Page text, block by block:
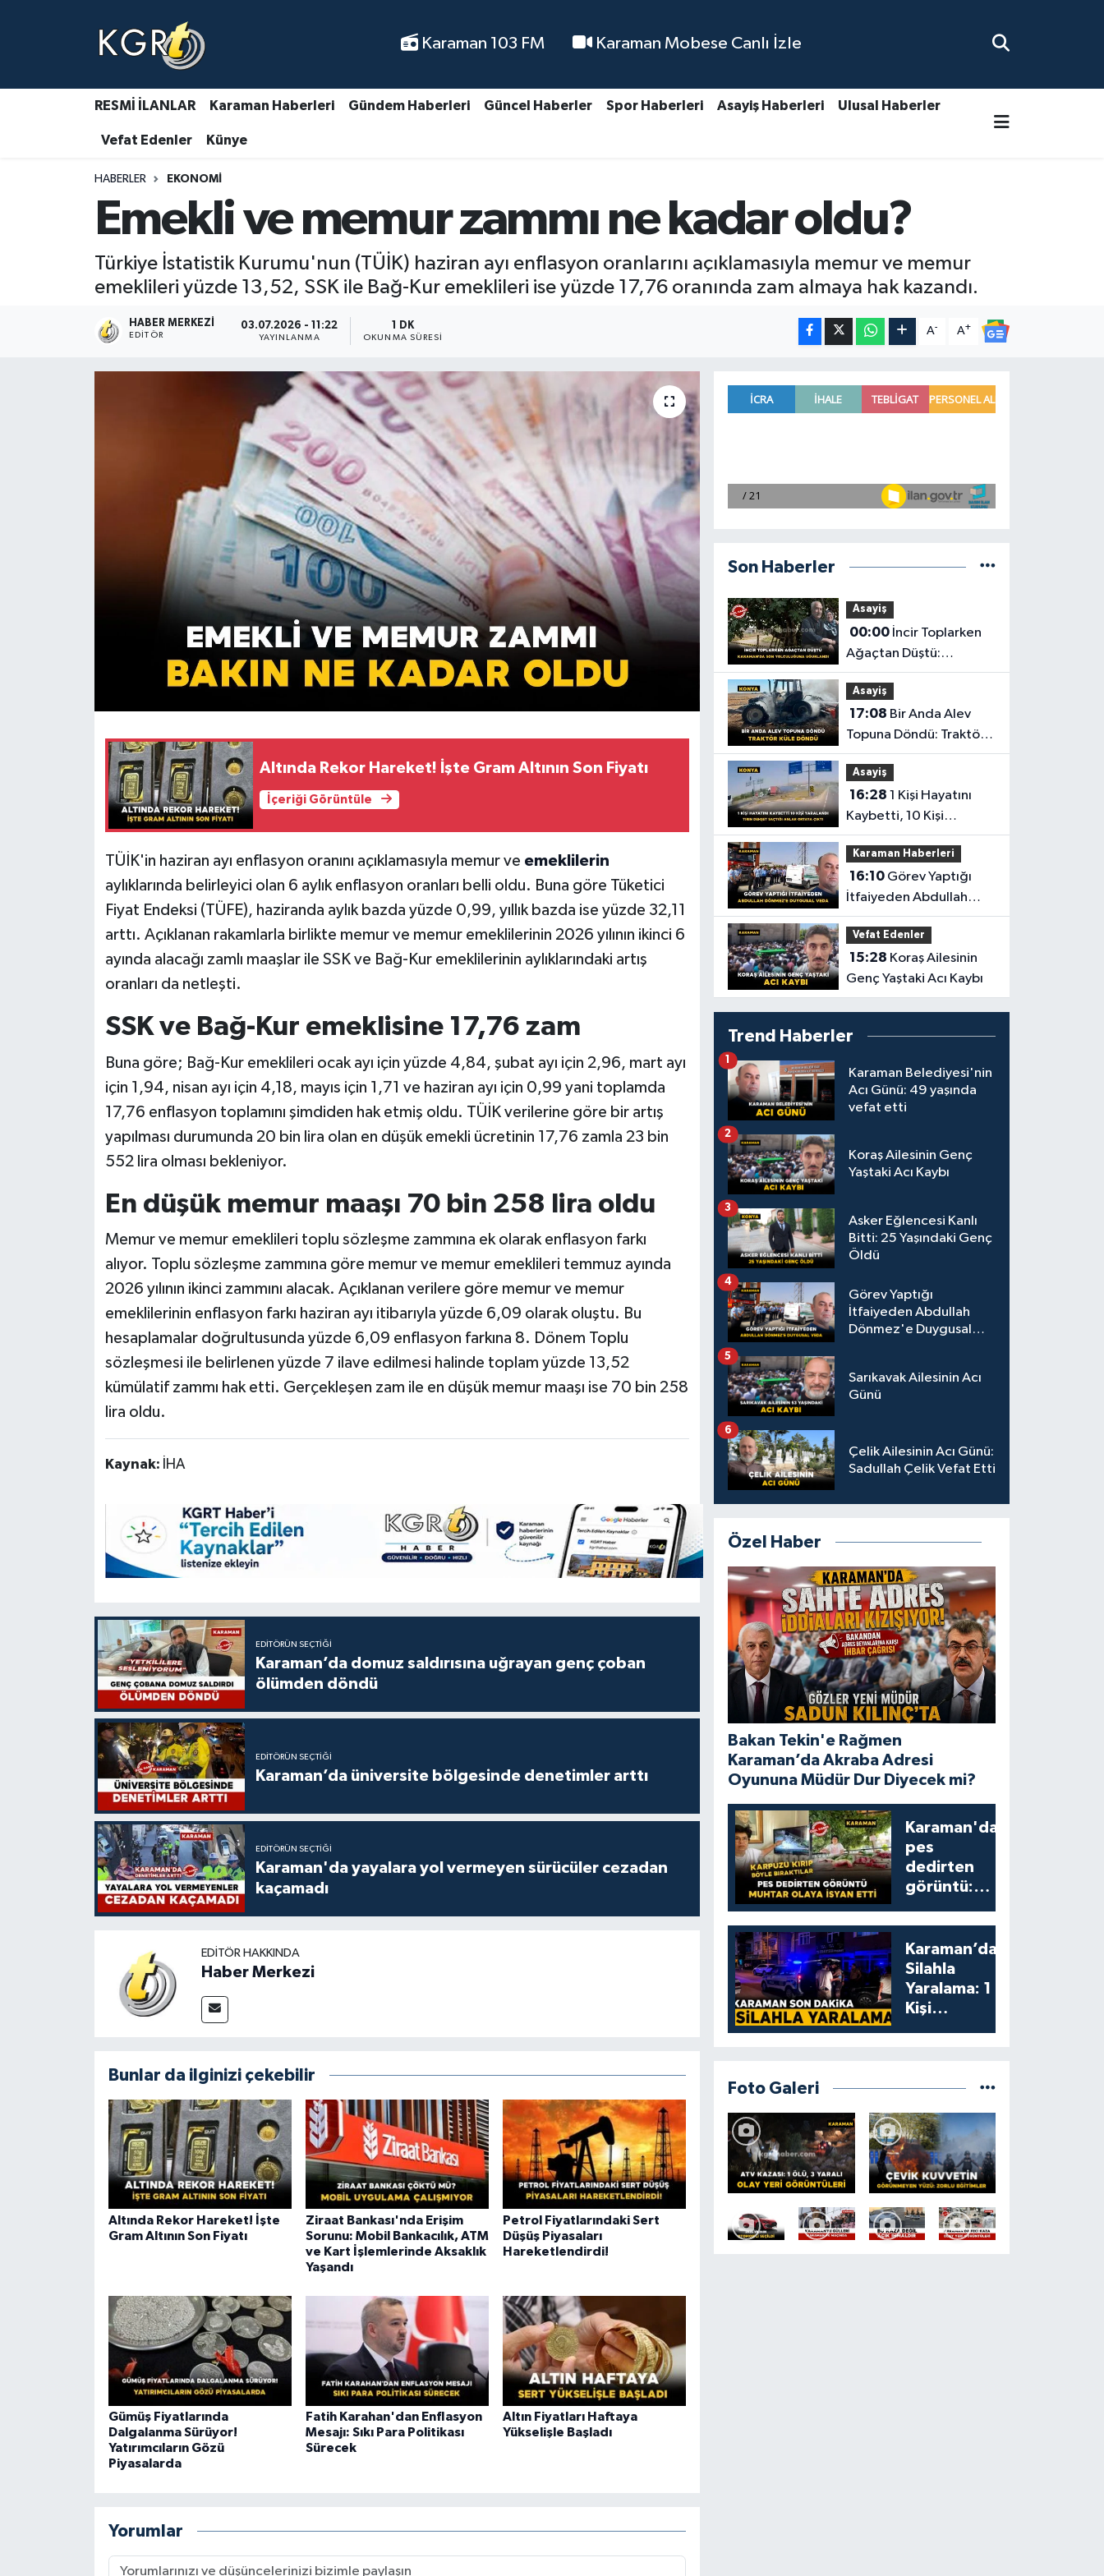
Karaman 103 FM Karaman Mobese Canlı İzle
RESMİ İLANLAR Karaman Haberleri Gündem Haberleri Güncel Haberler Spor Haberleri Asayiş Haberleri Ulusal Haberler
Vefat Edenler Künye
HABERLER EKONOMI
Emekli ve memur zammı ne kadar oldu?
Türkiye İstatistik Kurumu'nun (TÜİK) haziran ayı enflasyon oranlarını açıklamasıyla memur ve memur
emeklileri yüzde 13,52, SSK ile Bağ-Kur emeklileri ise yüzde 17,76 oranında zam almaya hak kazandı.
HABER MERKEZI
EDITÖR
03.07.2026 - 11:22
YAYINLANMA
1 DK
OKUNMA SÜRESI
A- A+
Altında Rekor Hareket! İşte Gram Altının Son Fiyatı
İçeriği Görüntüle
TÜİK'in haziran ayı enflasyon oranını açıklamasıyla memur ve emeklilerin
aylıklarında belirleyici olan 6 aylık enflasyon oranları belli oldu. Buna göre Tüketici
Fiyat Endeksi (TÜFE), haziranda aylık bazda yüzde 0,99, yıllık bazda ise yüzde 32,11
arttı. Açıklanan rakamlarla birlikte memur ve memur emeklilerinin 2026 yılının ikinci 6
ayında alacağı zamlı maaşlar ile SSK ve Bağ-Kur emeklilerinin aylıklarındaki artış
oranları da netleşti.
SSK ve Bağ-Kur emeklisine 17,76 zam
Buna göre; Bağ-Kur emeklileri ocak ayı için yüzde 4,84, şubat ayı için 2,96, mart ayı
için 1,94, nisan ayı için 4,18, mayıs için 1,71 ve haziran ayı için 0,99 yani toplamda
17,76 enflasyon toplamını şimdiden hak etmiş oldu. TÜİK verilerine göre bir artış
yapılması durumunda 20 bin lira olan en düşük emekli ücretinin 17,76 zamla 23 bin
552 lira olması bekleniyor.
En düşük memur maaşı 70 bin 258 lira oldu
Memur ve memur emeklileri toplu sözleşme zammına ek olarak enflasyon farkı
alıyor. Toplu sözleşme zammına göre memur ve memur emeklileri temmuz ayında
2026 yılının ikinci zammını alacak. Açıklanan verilere göre memur ve memur
emeklilerinin enflasyon farkı haziran ayı itibarıyla yüzde 6,09 olarak oluştu. Bu
hesaplamalar doğrultusunda yüzde 6,09 enflasyon farkına 8. Dönem Toplu
sözleşmesi ile belirlenen yüzde 7 ilave edilmesi halinde toplam yüzde 13,52
kümülatif zammı hak etti. Gerçekleşen zam ile en düşük memur maaşı ise 70 bin 258
lira oldu.
Kaynak: İHA
EDITÖRÜN SEÇTIĞI
Karaman’da domuz saldırısına uğrayan genç çoban
ölümden döndü
EDITÖRÜN SEÇTIĞI
Karaman’da üniversite bölgesinde denetimler arttı
EDITÖRÜN SEÇTIĞI
Karaman'da yayalara yol vermeyen sürücüler cezadan
kaçamadı
EDITÖR HAKKINDA
Haber Merkezi
Bunlar da ilginizi çekebilir
Altında Rekor Hareket! İşte
Gram Altının Son Fiyatı
Ziraat Bankası'nda Erişim
Sorunu: Mobil Bankacılık, ATM
ve Kart İşlemlerinde Aksaklık
Yaşandı
Petrol Fiyatlarındaki Sert
Düşüş Piyasaları
Hareketlendirdi!
Gümüş Fiyatlarında
Dalgalanma Sürüyor!
Yatırımcıların Gözü
Piyasalarda
Fatih Karahan'dan Enflasyon
Mesajı: Sıkı Para Politikası
Sürecek
Altın Fiyatları Haftaya
Yükselişle Başladı
Yorumlar
Son Haberler
Asayiş
00:00İncir Toplarken
Ağaçtan Düştü:
Karaman'da Son
Yolculuğuna Uğurlandı
Asayiş
17:08
Topuna Döndü: Traktör
Küle Döndü
Asayiş
16:28
Kaybetti, 10 Kişi
Yaralandı! Tırın Dehşet
Saçtığı Anlar Ortaya
Çıktı
Karaman Haberleri
16:10Görev Yaptığı
İtfaiyeden Abdullah
Dönmez'e Duygusal
Veda
Vefat Edenler
15:28
Genç Yaştaki Acı Kaybı
Trend Haberler
Karaman Belediyesi'nin
Acı Günü: 49 yaşında
vefat etti
1
Koraş Ailesinin Genç
Yaştaki Acı Kaybı
2
Asker Eğlencesi Kanlı
Bitti: 25 Yaşındaki Genç
Öldü
3
Görev Yaptığı
İtfaiyeden Abdullah
Dönmez'e Duygusal
4
Sarıkavak Ailesinin Acı
Günü
5
Çelik Ailesinin Acı Günü:
Sadullah Çelik Vefat Etti
6
Özel Haber
Bakan Tekin'e Rağmen
Karaman’da Akraba Adresi
Oyununa Müdür Dur Diyecek mi?
Karaman'da
pes
dedirten
görüntü:
yumruklayıp
yediler,
artıklarını
kamelyada
bıraktılar
Karaman’da
Silahla
Yaralama: 1
Kişi
Foto Galeri
Karaman Haberleri
Gündem Haberleri
Güncel Haberler
Asayiş Haberleri
Ulusal Haberler